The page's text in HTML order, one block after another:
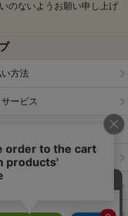
のないようお願い申し上げ
方法
ービス
引法に基づく表記
アブランド